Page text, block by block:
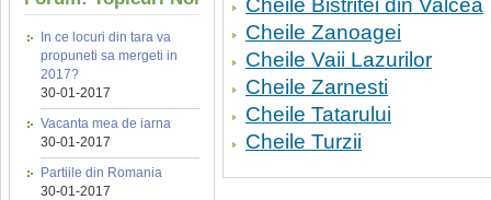
In ce locuri din tara va
propuneti sa mergeti in
2017?
30-01-2017
Vacanta mea de iarna
30-01-2017
Partiile din Romania
30-01-2017
Cheile Bistritei din Valcea
Cheile Zanoagei
Cheile Vaii Lazurilor
Cheile Zarnesti
Cheile Tatarului
Cheile Turzii